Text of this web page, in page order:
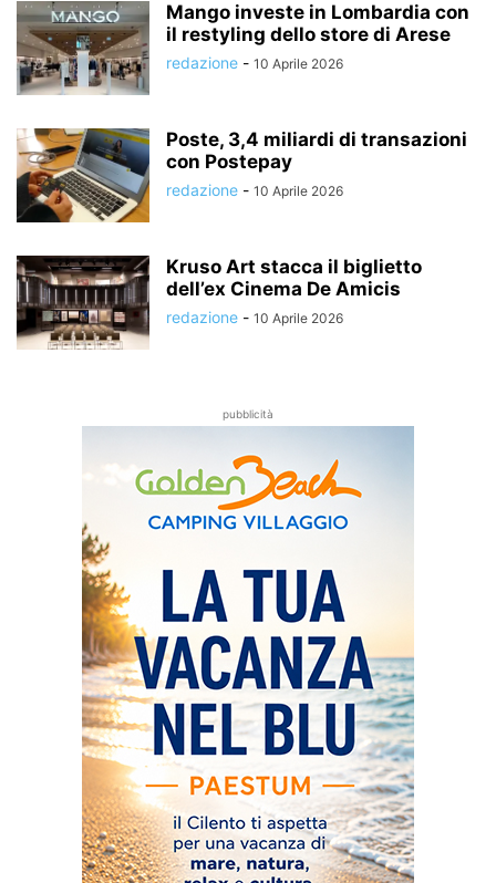
Mango investe in Lombardia con
il restyling dello store di Arese
redazione - 10 Aprile 2026
Poste, 3,4 miliardi di transazioni
con Postepay
redazione - 10 Aprile 2026
Kruso Art stacca il biglietto
dell’ex Cinema De Amicis
redazione - 10 Aprile 2026
pubblicità